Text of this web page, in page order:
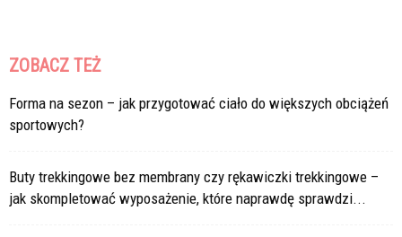
ZOBACZ TEŻ
Forma na sezon – jak przygotować ciało do większych obciążeń
sportowych?
Buty trekkingowe bez membrany czy rękawiczki trekkingowe –
jak skompletować wyposażenie, które naprawdę sprawdzi...